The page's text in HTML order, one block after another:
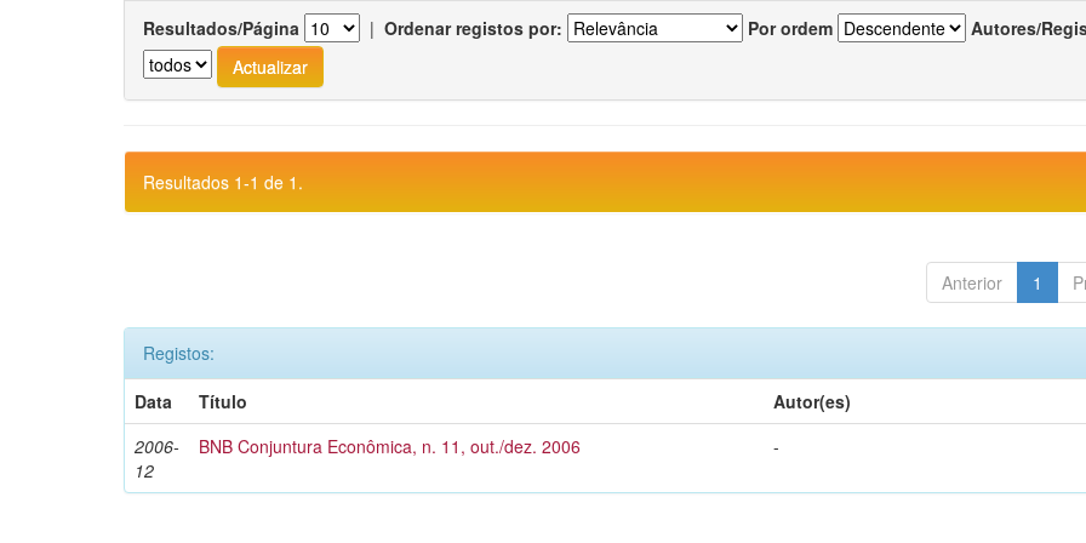
Resultados/Página | Ordenar registos por: Por ordem Autores/
Resultados 1-1 de 1.
Anterior 1
Registos:
Data
Título
Autor(es)
2006-
12
BNB Conjuntura Econômica, n. 11, out./dez. 2006 -